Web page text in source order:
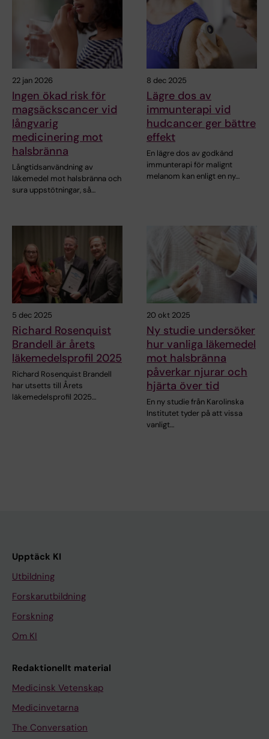
22 jan 2026
Ingen ökad risk för
magsäckscancer vid
långvarig
medicinering mot
halsbränna
Långtidsanvändning av
läkemedel mot halsbränna och
sura uppstötningar, så…
8 dec 2025
Lägre dos av
immunterapi vid
hudcancer ger bättre
effekt
En lägre dos av godkänd
immunterapi för malignt
melanom kan enligt en ny…
5 dec 2025
Richard Rosenquist
Brandell är årets
läkemedelsprofil 2025
Richard Rosenquist Brandell
har utsetts till Årets
läkemedelsprofil 2025…
20 okt 2025
Ny studie undersöker
hur vanliga läkemedel
mot halsbränna
påverkar njurar och
hjärta över tid
En ny studie från Karolinska
Institutet tyder på att vissa
vanligt…
Upptäck KI
Utbildning
Forskarutbildning
Forskning
Om KI
Redaktionellt material
Medicinsk Vetenskap
Medicinvetarna
The Conversation